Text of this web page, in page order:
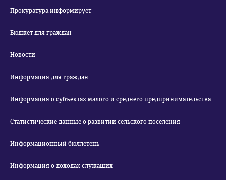
Прокуратура информирует
Бюджет для граждан
Новости
Информация для граждан
Информация о субъектах малого и среднего предпринимательства
Статистические данные о развитии сельского поселения
Информационный бюллетень
Информация о доходах служащих